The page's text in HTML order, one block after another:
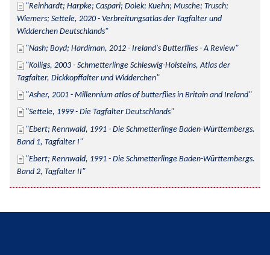
Reinhardt; Harpke; Caspari; Dolek; Kuehn; Musche; Trusch;
Wiemers; Settele, 2020 - Verbreitungsatlas der Tagfalter und
Widderchen Deutschlands
Nash; Boyd; Hardiman, 2012 - Ireland's Butterflies - A Review
Kolligs, 2003 - Schmetterlinge Schleswig-Holsteins, Atlas der
Tagfalter, Dickkopffalter und Widderchen
Asher, 2001 - Millennium atlas of butterflies in Britain and Ireland
Settele, 1999 - Die Tagfalter Deutschlands
Ebert; Rennwald, 1991 - Die Schmetterlinge Baden-Württembergs.
Band 1, Tagfalter I
Ebert; Rennwald, 1991 - Die Schmetterlinge Baden-Württembergs.
Band 2, Tagfalter II